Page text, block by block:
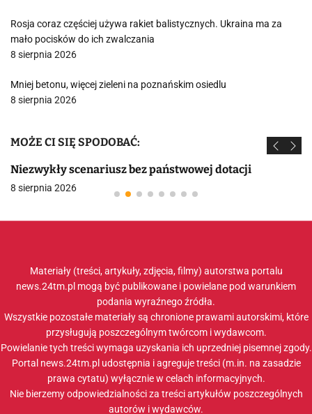
Rosja coraz częściej używa rakiet balistycznych. Ukraina ma za
mało pocisków do ich zwalczania
8 sierpnia 2026
Mniej betonu, więcej zieleni na poznańskim osiedlu
8 sierpnia 2026
MOŻE CI SIĘ SPODOBAĆ:
Niezwykły scenariusz bez państwowej dotacji
8 sierpnia 2026
Materiały (treści, artykuły, zdjęcia, filmy) autorstwa portalu
news.24tm.pl mogą być publikowane i powielane pod warunkiem
podania wyraźnego źródła.
Wszystkie pozostałe materiały są chronione prawami autorskimi, które
przysługują poszczególnym twórcom i wydawcom.
Powielanie tych treści wymaga uzyskania ich uprzedniej pisemnej zgody.
Portal news.24tm.pl udostępnia i agreguje treści (m.in. na zasadzie
prawa cytatu) wyłącznie w celach informacyjnych.
Nie bierzemy odpowiedzialności za treści artykułów poszczególnych
autorów i wydawców.